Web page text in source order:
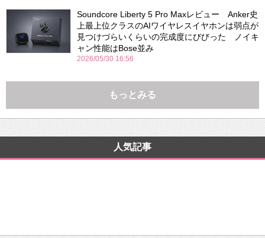
Soundcore Liberty 5 Pro Maxレビュー Anker史
上最上位クラスのAIワイヤレスイヤホンは弱点が
見つけづらいくらいの完成度にびびった ノイキ
ャン性能はBose並み
2026/05/30 16:56
もっとみる
人気記事